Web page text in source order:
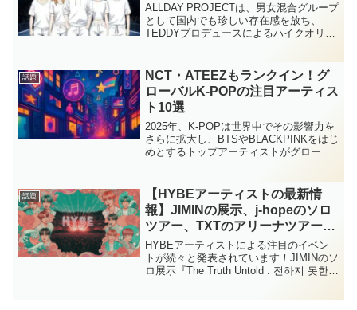
ALLDAY PROJECTは、男女混合グループ
として国内でも珍しい存在感を放ち、
TEDDYプロデュースによるハイクオリテ
もYouTubeトレンドや音楽チャートを
席...
話題
NCT・ATEEZもランクイン！グ
ローバルK-POPの注目アーティス
ト10選
2025年、K-POPは世界中でその影響力を
さらに拡大し、BTSやBLACKPINKをはじ
めとするトップアーティストがグローバ
4世代アイドルも続々と国際...
話題
【HYBEアーティストの最新情
報】JIMINの展示、j-hopeのソロ
ツアー、TXTのアリーナツアー情
報を徹底解説！
HYBEアーティストによる注目のイベン
トが続々と発表されています！JIMINのソ
ロ展示『The Truth Untold : 전하지 못한